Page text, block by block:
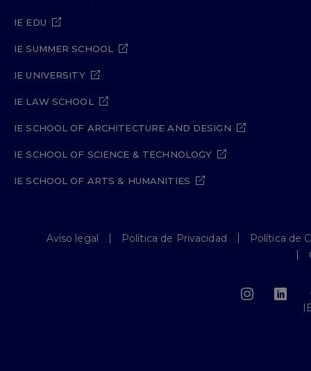
IE EDU
IE SUMMER SCHOOL
IE UNIVERSITY
IE LAW SCHOOL
IE SCHOOL OF ARCHITECTURE AND DESIGN
IE SCHOOL OF SCIENCE & TECHNOLOGY
IE SCHOOL OF ARTS & HUMANITIES
Aviso legal Política de Privacidad
Política de